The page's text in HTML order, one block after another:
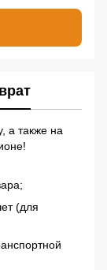
а также на
(для